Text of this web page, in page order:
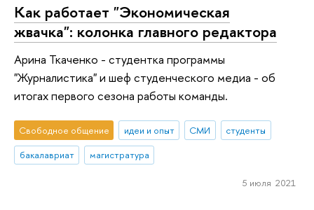
Как работает "Экономическая
жвачка": колонка главного редактора
Арина Ткаченко - студентка программы
"Журналистика" и шеф студенческого медиа - об
итогах первого сезона работы команды.
Свободное общение идеи и опыт СМИ
студенты
бакалавриат
магистратура
5 июля 2021